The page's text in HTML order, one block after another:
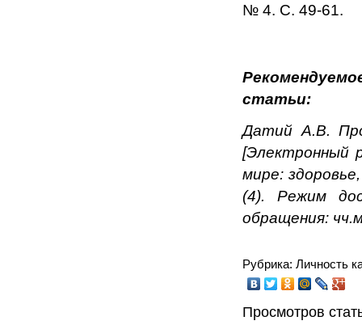
№ 4. С. 49-61.
Датий А.В.
[Электронный
мире:
(4). Режим
обращения:
Рубрика: Личность
Просмотров